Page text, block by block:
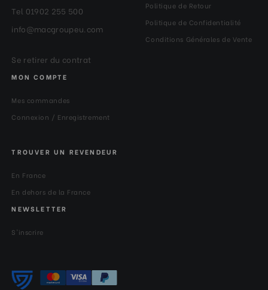
Tel 01902 255 500
info@macgroupeu.com
Se retirer du contrat
Politique de Retour
Politique de Confidentialité
Conditions Générales de Vente
MON COMPTE
Mes commandes
Connexion / Enregistrement
TROUVER UN REVENDEUR
En France
En dehors de la France
NEWSLETTER
S'inscrire